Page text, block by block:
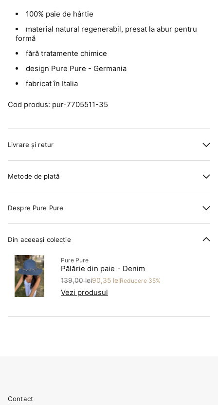
100% paie de hârtie
material natural regenerabil, presat la abur pentru
formă
fără tratamente chimice
design Pure Pure - Germania
fabricat în Italia
Cod produs: pur-7705511-35
Livrare și retur
Metode de plată
Despre Pure Pure
Din aceeași colecție
Pure Pure
Pălărie din paie - Denim
Preț
139,00 lei
Preț redus90,35 leiReducere 35%
Vezi produsul
Contact